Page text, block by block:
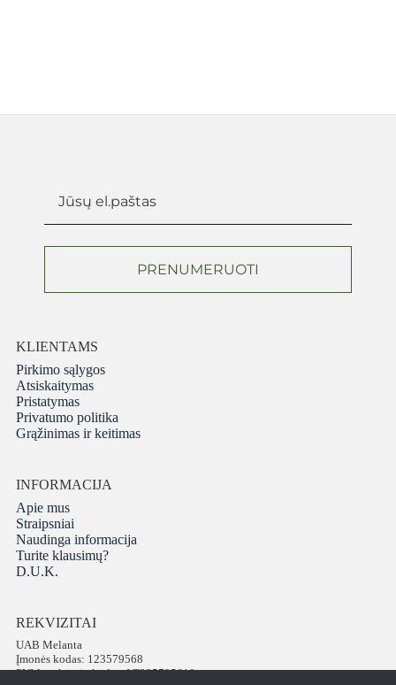
PRENUMERUOTI
KLIENTAMS
Pirkimo sąlygos
Atsiskaitymas
Pristatymas
Privatumo politika
Grąžinimas ir keitimas
INFORMACIJA
Apie mus
Straipsniai
Naudinga informacija
Turite klausimų?
D.U.K.
REKVIZITAI
UAB Melanta
Įmonės kodas: 123579568
PVM mokėtojo kodas: LT235795610